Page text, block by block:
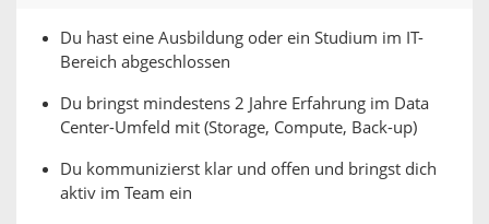
Du hast eine Ausbildung oder ein Studium im IT-
Bereich abgeschlossen
Du bringst mindestens 2 Jahre Erfahrung im Data
Center-Umfeld mit (Storage, Compute, Back-up)
Du kommunizierst klar und offen und bringst dich
aktiv im Team ein